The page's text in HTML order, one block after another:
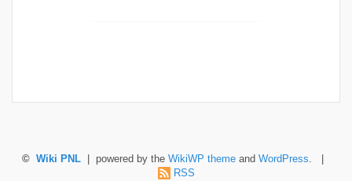
© Wiki PNL | powered by the WikiWP theme and WordPress. |
RSS